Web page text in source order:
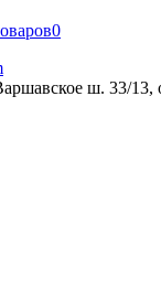
0
ш. 33/13,